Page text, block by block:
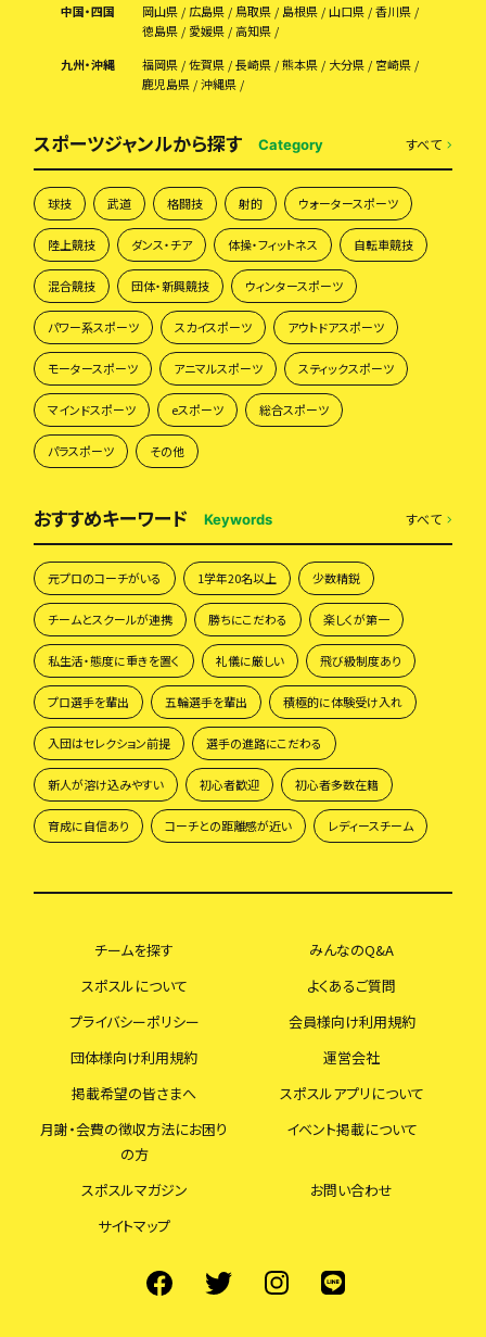
中国・四国
岡山県 広島県 鳥取県 島根県 山口県
香川県
徳島県
愛媛県
高知県
九州・沖縄
福岡県 佐賀県 長崎県 熊本県 大分県
宮崎県
鹿児島県
沖縄県
スポーツジャンルから探す Category すべて
球技 武道 格闘技 射的 ウォータースポーツ
陸上競技 ダンス・チア 体操・フィットネス 自転車競技
混合競技 団体・新興競技 ウィンタースポーツ
パワー系スポーツ スカイスポーツ アウトドアスポーツ
モータースポーツ アニマルスポーツ スティックスポーツ
マインドスポーツ eスポーツ 総合スポーツ
パラスポーツ その他
おすすめキーワード Keywords すべて
元プロのコーチがいる 1学年20名以上 少数精鋭
チームとスクールが連携 勝ちにこだわる 楽しくが第一
私生活・態度に重きを置く 礼儀に厳しい 飛び級制度あり
プロ選手を輩出 五輪選手を輩出 積極的に体験受け入れ
入団はセレクション前提 選手の進路にこだわる
新人が溶け込みやすい 初心者歓迎 初心者多数在籍
育成に自信あり コーチとの距離感が近い レディースチーム
チームを探す
みんなのQ&A
スポスルについて
よくあるご質問
プライバシーポリシー
会員様向け利用規約
団体様向け利用規約
運営会社
掲載希望の皆さまへ
スポスルアプリについて
月謝・会費の徴収方法にお困り
の方
イベント掲載について
スポスルマガジン
お問い合わせ
サイトマップ